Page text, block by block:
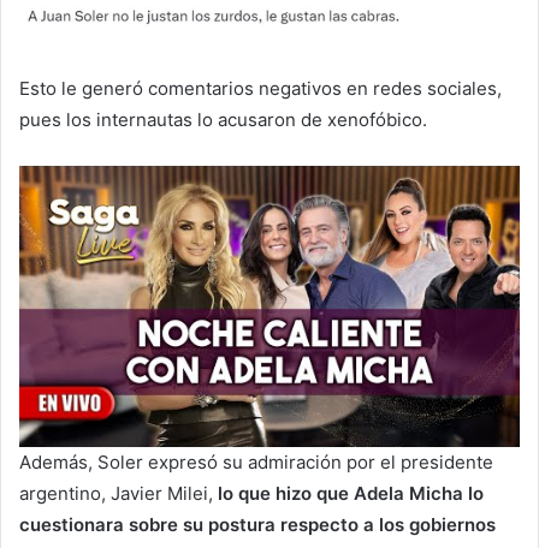
Esto le generó comentarios negativos en redes sociales,
pues los internautas lo acusaron de xenofóbico.
Además, Soler expresó su admiración por el presidente
argentino, Javier Milei, lo que hizo que Adela Micha lo
cuestionara sobre su postura respecto a los gobiernos